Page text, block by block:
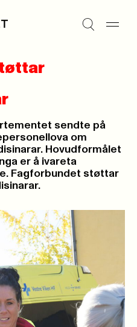
sendte på
om
Hovudformålet
er å ivareta
Fagforbundet støttar